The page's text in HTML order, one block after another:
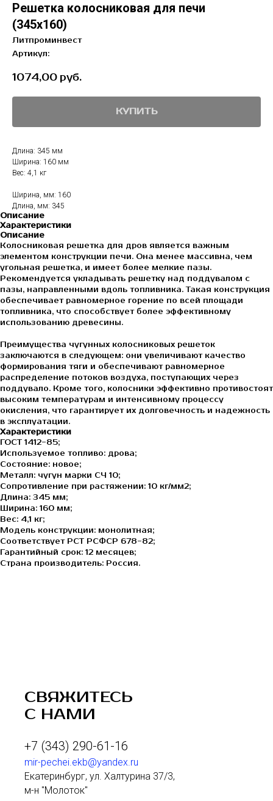
Решетка колосниковая для печи
(345х160)
Литпроминвест
Артикул:
1074,00 руб.
КУПИТЬ
Длина: 345 мм
Ширина: 160 мм
Вес: 4,1 кг
Ширина, мм: 160
Длина, мм: 345
Описание
Характеристики
Описание
Колосниковая решетка для дров является важным
элементом конструкции печи. Она менее массивна, чем
угольная решетка, и имеет более мелкие пазы.
Рекомендуется укладывать решетку над поддувалом с
пазы, направленными вдоль топливника. Такая конструкция
обеспечивает равномерное горение по всей площади
топливника, что способствует более эффективному
использованию древесины.
Преимущества чугунных колосниковых решеток
заключаются в следующем: они увеличивают качество
формирования тяги и обеспечивают равномерное
распределение потоков воздуха, поступающих через
поддувало. Кроме того, колосники эффективно противостоят
высоким температурам и интенсивному процессу
окисления, что гарантирует их долговечность и надежность
в эксплуатации.
Характеристики
ГОСТ 1412-85;
Используемое топливо: дрова;
Состояние: новое;
Металл: чугун марки СЧ 10;
Сопротивление при растяжении: 10 кг/мм2;
Длина: 345 мм;
Ширина: 160 мм;
Вес: 4,1 кг;
Модель конструкции: монолитная;
Соответствует РСТ РСФСР 678-82;
Гарантийный срок: 12 месяцев;
Страна производитель: Россия.
СВЯЖИТЕСЬ
С НАМИ
+7 (343) 290-61-16
mir-pechei.ekb@yandex.ru
Екатеринбург, ул. Халтурина 37/3,
м-н "Молоток"